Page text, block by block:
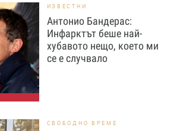
ИЗВЕСТНИ
Антонио Бандерас:
Инфарктът беше най-
хубавото нещо, което ми
се е случвало
СВОБОДНО ВРЕМЕ